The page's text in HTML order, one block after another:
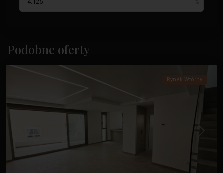
Podobne oferty
Maritimo
Torrevieja
Poprzedni
Rynek Wtórny